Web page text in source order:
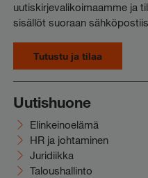
uutiskirjevalikoimaamme ja
sisällöt suoraan
Tutustu ja tilaa
Uutishuone
Elinkeinoelämä
HR ja johtaminen
Juridiikka
Taloushallinto